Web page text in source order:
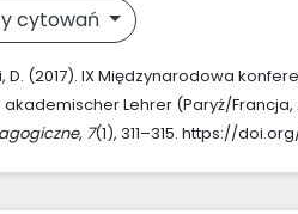
cytowań
D. (2017). IX Międzynarodowa
Lehrer (Paryż/Francja,
, 7(1), 311–315. https://